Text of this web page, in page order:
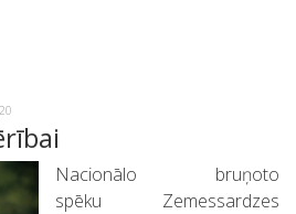
Nacionālo bruņoto
spēku Zemessardzes